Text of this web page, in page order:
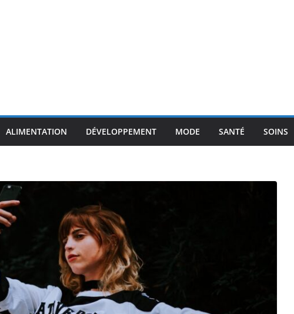
ALIMENTATION DÉVELOPPEMENT MODE SANTÉ SOINS